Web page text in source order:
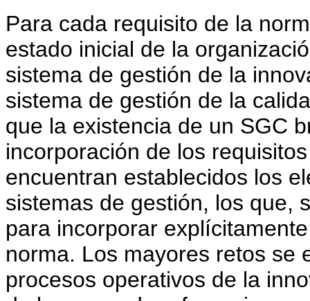
Para cada requisito de la
estado inicial de la
sistema de gestión de la
sistema de gestión de la
que la existencia de un SGC
incorporación de los
encuentran establecidos los
sistemas de gestión, los que,
para incorporar
norma. Los mayores retos se
procesos operativos de la